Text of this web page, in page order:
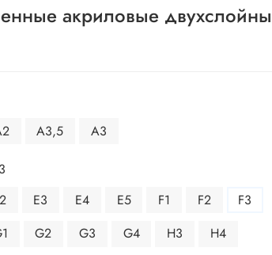
акриловые
A3,5 A3
E3 E4 E5 F1 F2
F3
G2 G3 G4 H3 H4